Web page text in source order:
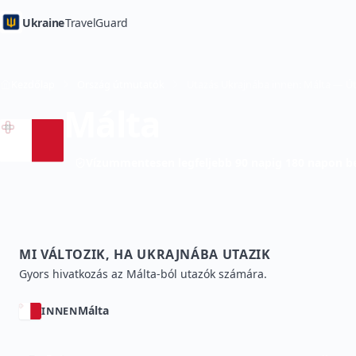
UkraineTravelGuard
MI VÁLTOZIK, HA UKRAJNÁBA UTAZIK
Gyors hivatkozás az Málta-ból utazók számára.
INNENMálta